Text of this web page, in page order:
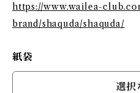
https://www.wailea-
brand/shaquda/shaquda/
紙袋
選択